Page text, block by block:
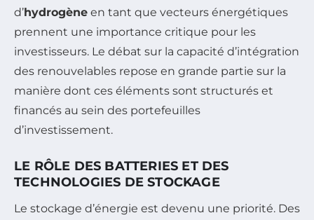
d’hydrogène en tant que vecteurs énergétiques
prennent une importance critique pour les
investisseurs. Le débat sur la capacité d’intégration
des renouvelables repose en grande partie sur la
manière dont ces éléments sont structurés et
financés au sein des portefeuilles
d’investissement.
LE RÔLE DES BATTERIES ET DES
TECHNOLOGIES DE STOCKAGE
Le stockage d’énergie est devenu une priorité. Des